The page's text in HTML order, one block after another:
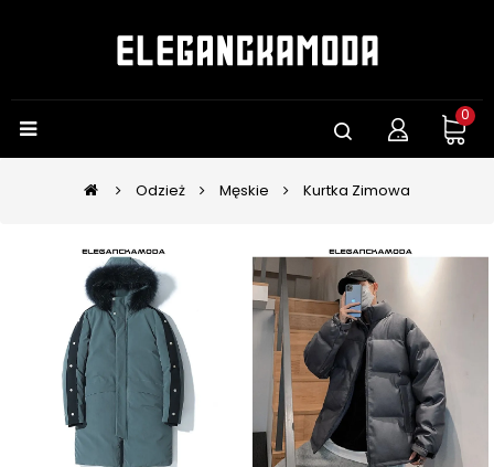
0
Odzież Męskie Kurtka Zimowa